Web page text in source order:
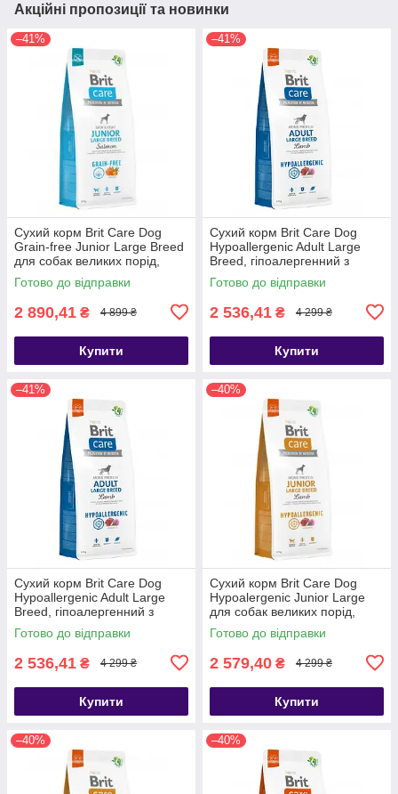
Акційні пропозиції та новинки
–41%
Сухий корм Brit Care Dog
Grain-free Junior Large Breed
для собак великих порід,
беззерновий з лососем, 12 кг
Готово до відправки
2 890,41 ₴ 4 899 ₴
Купити
–41%
Сухий корм Brit Care Dog
Hypoallergenic Adult Large
Breed, гіпоалергенний з
ягням, 12 кг
Готово до відправки
2 536,41 ₴ 4 299 ₴
Купити
–41%
Сухий корм Brit Care Dog
Hypoallergenic Adult Large
Breed, гіпоалергенний з
ягням, 12 кг
Готово до відправки
2 536,41 ₴ 4 299 ₴
Купити
–40%
Сухий корм Brit Care Dog
Hypoalergenic Junior Large
для собак великих порід,
гіпоалергенний з ягням, 12 кг
Готово до відправки
2 579,40 ₴ 4 299 ₴
Купити
–40% –40%